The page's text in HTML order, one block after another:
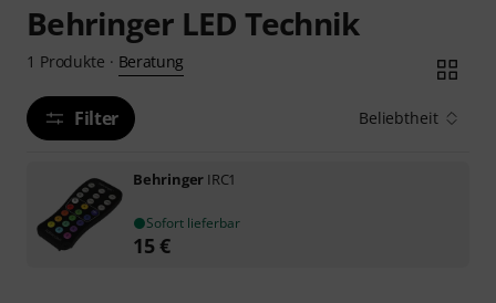
Behringer LED Technik
1 Produkte · Beratung
Filter Beliebtheit
Behringer IRC1
Sofort lieferbar
15€